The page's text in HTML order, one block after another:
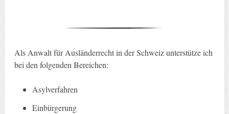
Als Anwalt für Ausländerrecht in der Schweiz unterstütze ich
bei den folgenden Bereichen:
Asylverfahren
Einbürgerung